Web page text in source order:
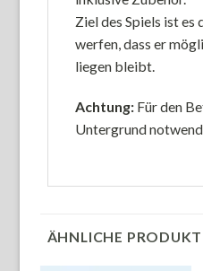
Ziel des Spiels ist es
werfen, dass er
liegen bleibt.
Achtung:Für den
Untergrund
ÄHNLICHE